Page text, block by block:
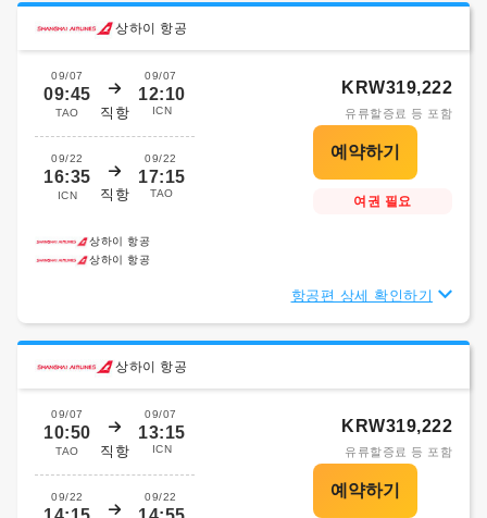
상하이 항공
09/07
09:45
TAO 직항
09/07
12:10
ICN
09/22
16:35
ICN 직항
09/22
17:15
TAO
KRW319,222
유류할증료 등 포함
여권 필요
상하이 항공
상하이 항공
항공편 상세 확인하기
상하이 항공
09/07
10:50
TAO 직항
09/07
13:15
ICN
09/22 09/22
KRW319,222
유류할증료 등 포함